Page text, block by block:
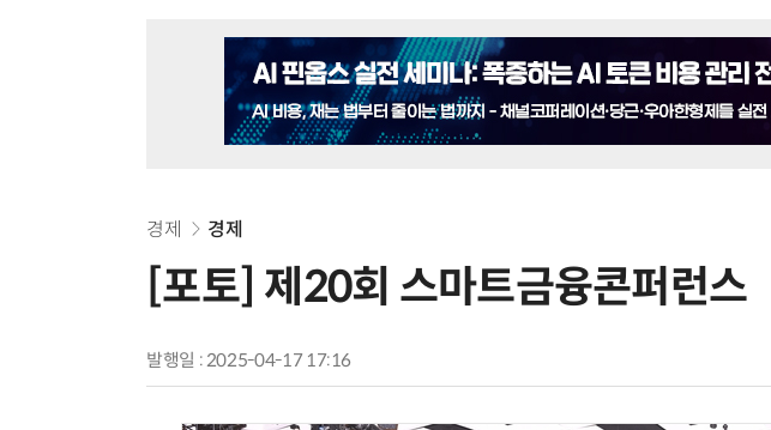
경제 경제
[포토] 제20회 스마트금융콘퍼런스
발행일 : 2025-04-17 17:16
6